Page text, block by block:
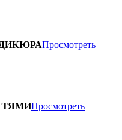
Просмотреть
Просмотреть